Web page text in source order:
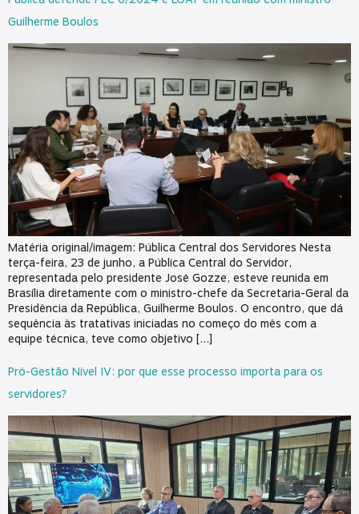
Guilherme Boulos
Matéria original/imagem: Pública Central dos Servidores Nesta
terça-feira, 23 de junho, a Pública Central do Servidor,
representada pelo presidente José Gozze, esteve reunida em
Brasília diretamente com o ministro-chefe da Secretaria-Geral da
Presidência da República, Guilherme Boulos. O encontro, que dá
sequência às tratativas iniciadas no começo do mês com a
equipe técnica, teve como objetivo […]
Pró-Gestão Nível IV: por que esse processo importa para os
servidores?